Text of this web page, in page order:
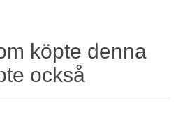
köpte denna
också